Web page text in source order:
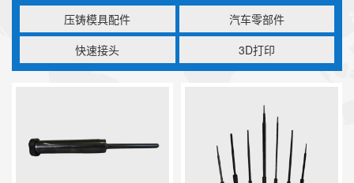
压铸模具配件
汽车零部件
快速接头
3D打印